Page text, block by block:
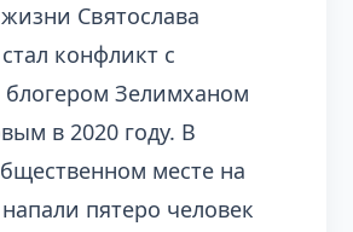
Святослава
конфликт с
Зелимханом
в 2020 году. В
месте на
пятеро человек